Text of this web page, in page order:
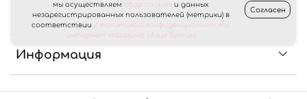
Клиентам
Информация
мы осуществляем сбор cookies и данных
незарегистрированных пользователей (метрики) в
соответствии с политикой конфиденциальности
интернет магазина «Азия Бутик»
Согласен